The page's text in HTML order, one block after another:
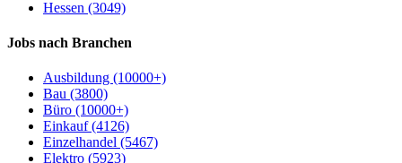
Hessen (3049)
Jobs nach Branchen
Ausbildung (10000+)
Bau (3800)
Büro (10000+)
Einkauf (4126)
Einzelhandel (5467)
Elektro (5923)